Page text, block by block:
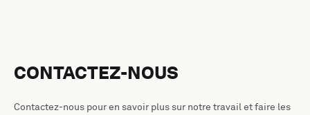
CONTACTEZ-NOUS
Contactez-nous pour en savoir plus sur notre travail et faire les